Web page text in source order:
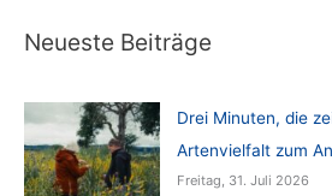
Neueste Beiträge
Drei Minuten, die
Artenvielfalt zum
Freitag, 31. Juli 2026